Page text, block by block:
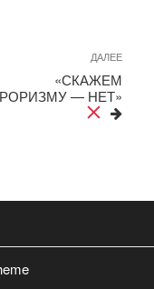
ДАЛЕЕ
«СКАЖЕМ
— НЕТ»